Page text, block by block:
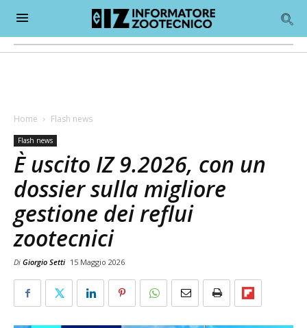
Home Flash news
Flash news
È uscito IZ 9.2026, con un
dossier sulla migliore
gestione dei reflui
zootecnici
Di Giorgio Setti 15 Maggio 2026